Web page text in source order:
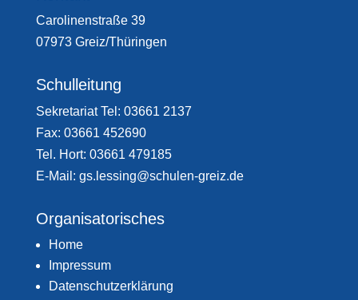
Carolinenstraße 39
07973 Greiz/Thüringen
Schulleitung
Sekretariat Tel: 03661 2137
Fax: 03661 452690
Tel. Hort: 03661 479185
E-Mail: gs.lessing@schulen-greiz.de
Organisatorisches
Home
Impressum
Datenschutzerklärung